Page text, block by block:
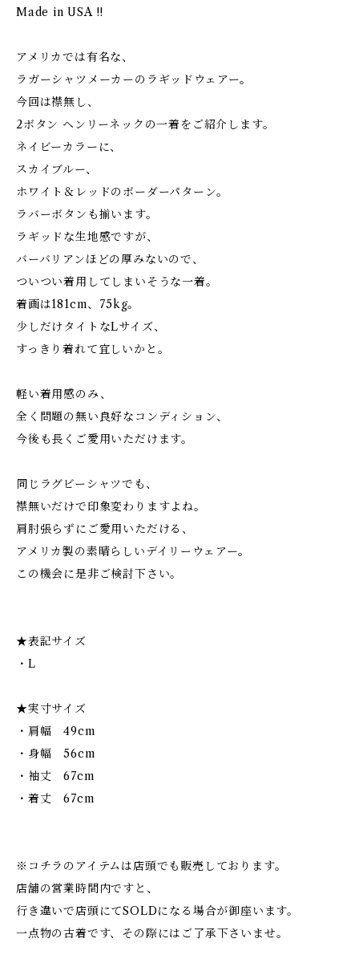
Made in USA !!
アメリカでは有名な、
ラガーシャツメーカーのラギッドウェアー。
今回は襟無し、
2ボタン ヘンリーネックの一着をご紹介します。
ネイビーカラーに、
スカイブルー、
ホワイト＆レッドのボーダーパターン。
ラバーボタンも揃います。
ラギッドな生地感ですが、
バーバリアンほどの厚みないので、
ついつい着用してしまいそうな一着。
着画は181cm、75kg。
少しだけタイトなLサイズ、
すっきり着れて宜しいかと。
軽い着用感のみ、
全く問題の無い良好なコンディション、
今後も長くご愛用いただけます。
同じラグビーシャツでも、
襟無いだけで印象変わりますよね。
肩肘張らずにご愛用いただける、
アメリカ製の素晴らしいデイリーウェアー。
この機会に是非ご検討下さい。
★表記サイズ
・L
★実寸サイズ
・肩幅 49cm
・身幅 56cm
・袖丈 67cm
・着丈 67cm
※コチラのアイテムは店頭でも販売しております。
店舗の営業時間内ですと、
行き違いで店頭にてSOLDになる場合が御座います。
一点物の古着です、その際にはご了承下さいませ。